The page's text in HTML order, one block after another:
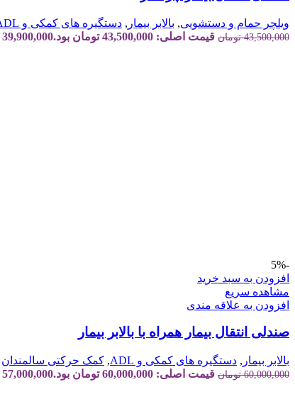
ویلچر حمام و دستشویی, بالابر بیمار , دستگیره های کمکی و ADL
43,500,000 تومان قیمت اصلی: 43,500,000 تومان بود. 39,900,000
-5%
افزودن به سبد خرید
مشاهده سریع
افزودن به علاقه مندی
صندلی انتقال بیمار همراه با بالابر بیمار
بالابر بیمار , دستگیره های کمکی و ADL , کمک حرکتی سالمندان
60,000,000 تومان قیمت اصلی: 60,000,000 تومان بود. 57,000,000